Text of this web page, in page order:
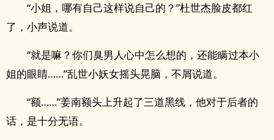
“小姐，哪有自己这样说自己的？”杜世杰脸皮都红
了，小声说道。
“就是嘛？你们臭男人心中怎么想的，还能瞒过本小
姐的眼睛……”乱世小妖女摇头晃脑，不屑说道。
“额……”姜南额头上升起了三道黑线，他对于后者的
话，是十分无语。